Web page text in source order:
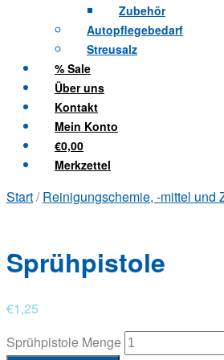
Zubehör
Autopflegebedarf
Streusalz
% Sale
Über uns
Kontakt
Mein Konto
€0,00
Merkzettel
Start/Reinigungschemie, -mittel und
Sprühpistole
€1,25
Sprühpistole Menge